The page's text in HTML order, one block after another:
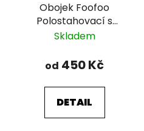
Obojek Foofoo
Polostahovací s
řetízkem - Blue I.
Skladem
od 450 Kč
DETAIL